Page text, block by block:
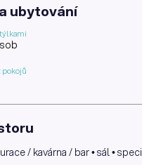
ubytování
pokojů
/ kavárna / bar • sál •